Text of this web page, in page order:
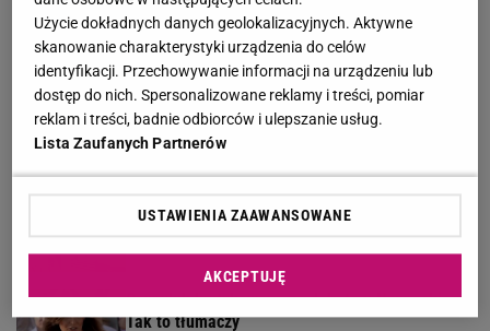
Wachowicz wraz z Kurzopkami pożegnała się z
"halo tu polsat". Mówi o zaskoczeniu
Kultowy serial powraca. "Line of Duty - wydział
wewnętrzny" już od czwartku, 6 sierpnia w BBC
First
Tak wygląda dom Kwaśniewskich na Mazurach.
Posiadłość robi wrażenie
Gawryluk krytykowana za debatę u Nawrockiego.
Tak to tłumaczy
Użycie dokładnych danych geolokalizacyjnych. Aktywne
skanowanie charakterystyki urządzenia do celów
identyfikacji. Przechowywanie informacji na urządzeniu lub
dostęp do nich. Spersonalizowane reklamy i treści, pomiar
reklam i treści, badnie odbiorców i ulepszanie usług.
Lista Zaufanych Partnerów
USTAWIENIA ZAAWANSOWANE
AKCEPTUJĘ